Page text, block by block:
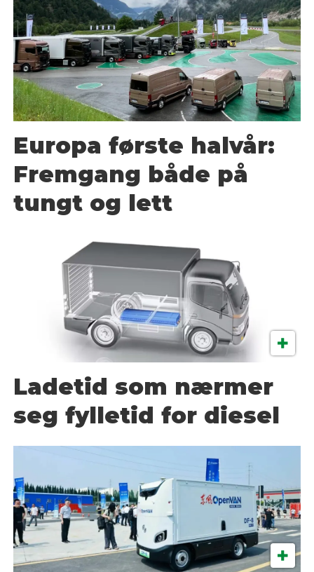
Europa første halvår:
Fremgang både på
tungt og lett
Ladetid som nærmer
seg fylletid for diesel